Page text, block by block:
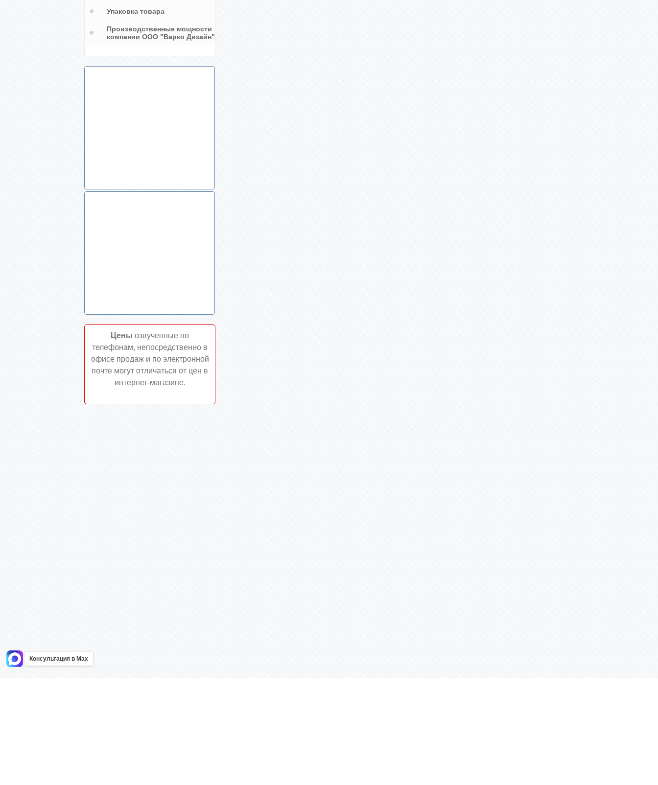
Упаковка товара
Производственные мощности
компании ООО "Варко Дизайн"
Цены озвученные по
телефонам, непосредственно в
офисе продаж и по электронной
почте могут отличаться от цен в
интернет-магазине.
Консультация в Max